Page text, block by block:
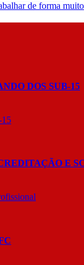
de forma
DOS SUB-15
15
E